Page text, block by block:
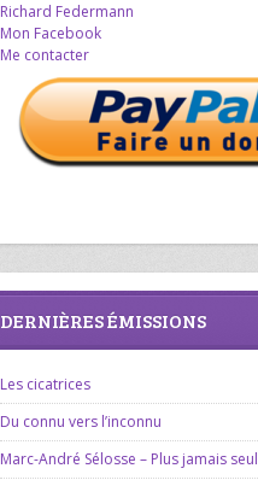
Richard Federmann
Mon Facebook
Me contacter
DERNIÈRES ÉMISSIONS
Les cicatrices
Du connu vers l’inconnu
Marc-André Sélosse – Plus jamais seul